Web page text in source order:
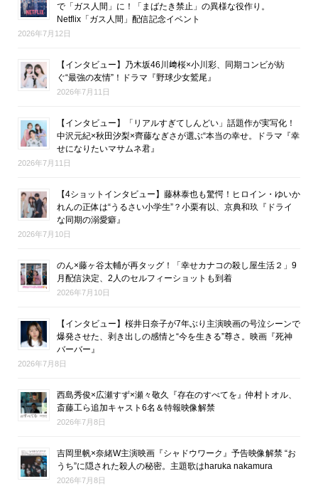
で「ガス人間」に！「まばたき禁止」の異様な役作り。
Netflix「ガス人間」配信記念イベント
2026年7月12日
【インタビュー】乃木坂46川﨑桜×小川彩、同期コンビが紡
ぐ“最強の友情”！ドラマ『野球少女鷲尾』
2026年7月11日
【インタビュー】「リアルすぎてしんどい」話題作が実写化！
中沢元紀×秋田汐梨×齊藤なぎさが選ぶ“本当の幸せ。ドラマ『幸
せになりたいマサムネ君』
2026年7月11日
【4ショットインタビュー】藤林泰也も驚愕！ヒロイン・ゆいか
れんの正体は“うるさい小学生”？小栗有以、京典和玖『ドライ
な同期の溺愛癖』
2026年7月10日
のん×藤ヶ谷太輔が再タッグ！「幸せカナコの殺し屋生活２」9
月配信決定、2人のセルフィーショットも到着
2026年7月10日
【インタビュー】桜井日奈子が7年ぶり主演映画の号泣シーンで
爆発させた、剥き出しの感情と“今を生きる”尊さ。映画『死神
バーバー』
2026年7月8日
西島秀俊×広瀬すず×瀬々敬久『存在のすべてを』仲村トオル、
斎藤工ら追加キャスト6名＆特報映像解禁
2026年7月8日
吉岡里帆×奈緒W主演映画『シャドウワーク』予告映像解禁 “お
うち”に隠された殺人の秘密。主題歌はharuka nakamura
2026年7月8日